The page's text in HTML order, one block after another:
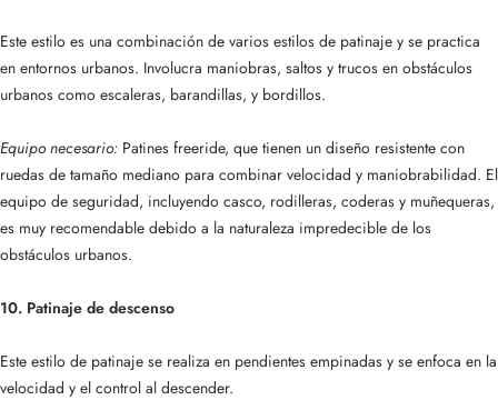
Este estilo es una combinación de varios estilos de patinaje y se practica
en entornos urbanos. Involucra maniobras, saltos y trucos en obstáculos
urbanos como escaleras, barandillas, y bordillos.
Equipo necesario: Patines freeride, que tienen un diseño resistente con
ruedas de tamaño mediano para combinar velocidad y maniobrabilidad. El
equipo de seguridad, incluyendo casco, rodilleras, coderas y muñequeras,
es muy recomendable debido a la naturaleza impredecible de los
obstáculos urbanos.
10. Patinaje de descenso
Este estilo de patinaje se realiza en pendientes empinadas y se enfoca en la
velocidad y el control al descender.